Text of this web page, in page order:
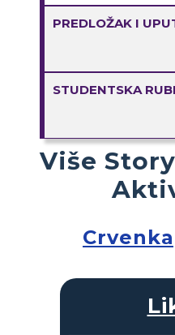
PREDLOŽAK I
STUDENTSKA
Više